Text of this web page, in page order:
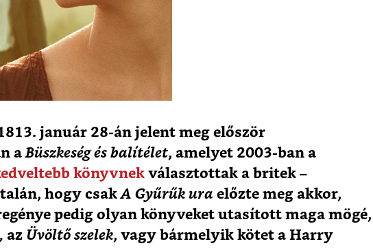
január 28-án jelent meg először
aBüszkeség és balítélet, amelyet 2003-ban a
könyvnek választottak a britek –
hogy csakA Gyűrűk ura előzte meg akkor,
pedig olyan könyveket utasított maga mögé,
az Üvöltő szelek, vagy bármelyik kötet a Harry